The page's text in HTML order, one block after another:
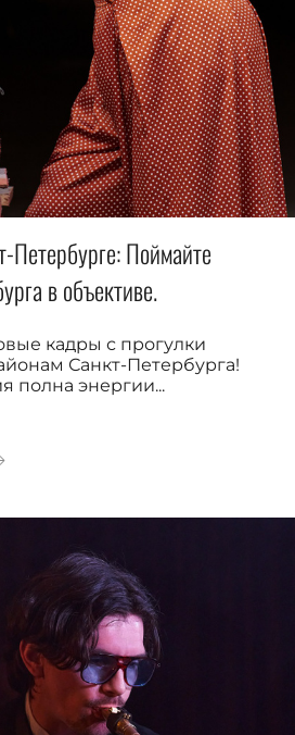
Петербурге: Поймайте
в объективе.
кадры с прогулки
Санкт-Петербурга!
полна энергии...